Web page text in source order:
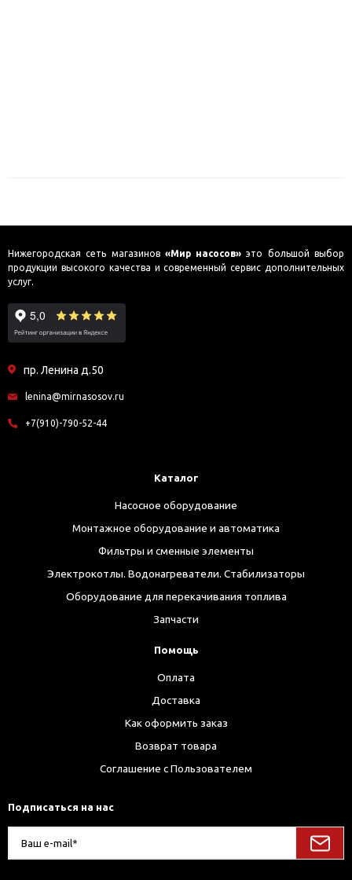
Нижегородская сеть магазинов «Мир насосов» это большой выбор
продукции высокого качества и современный сервис дополнительных
услуг.
пр. Ленина д.50
lenina@mirnasosov.ru
+7(910)-790-52-44
Каталог
Насосное оборудование
Монтажное оборудование и автоматика
Фильтры и сменные элементы
Электрокотлы. Водонагреватели. Стабилизаторы
Оборудование для перекачивания топлива
Запчасти
Помощь
Оплата
Доставка
Как оформить заказ
Возврат товара
Соглашение с Пользователем
Подписаться на нас